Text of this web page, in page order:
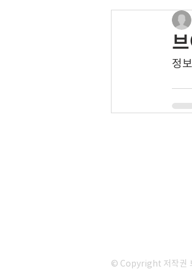
정
© Copyright 저작권